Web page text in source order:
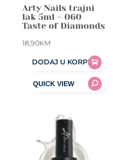
Arty Nails trajni
lak 5ml – 060
Taste of Diamonds
18,90KM
DODAJ U KORPU